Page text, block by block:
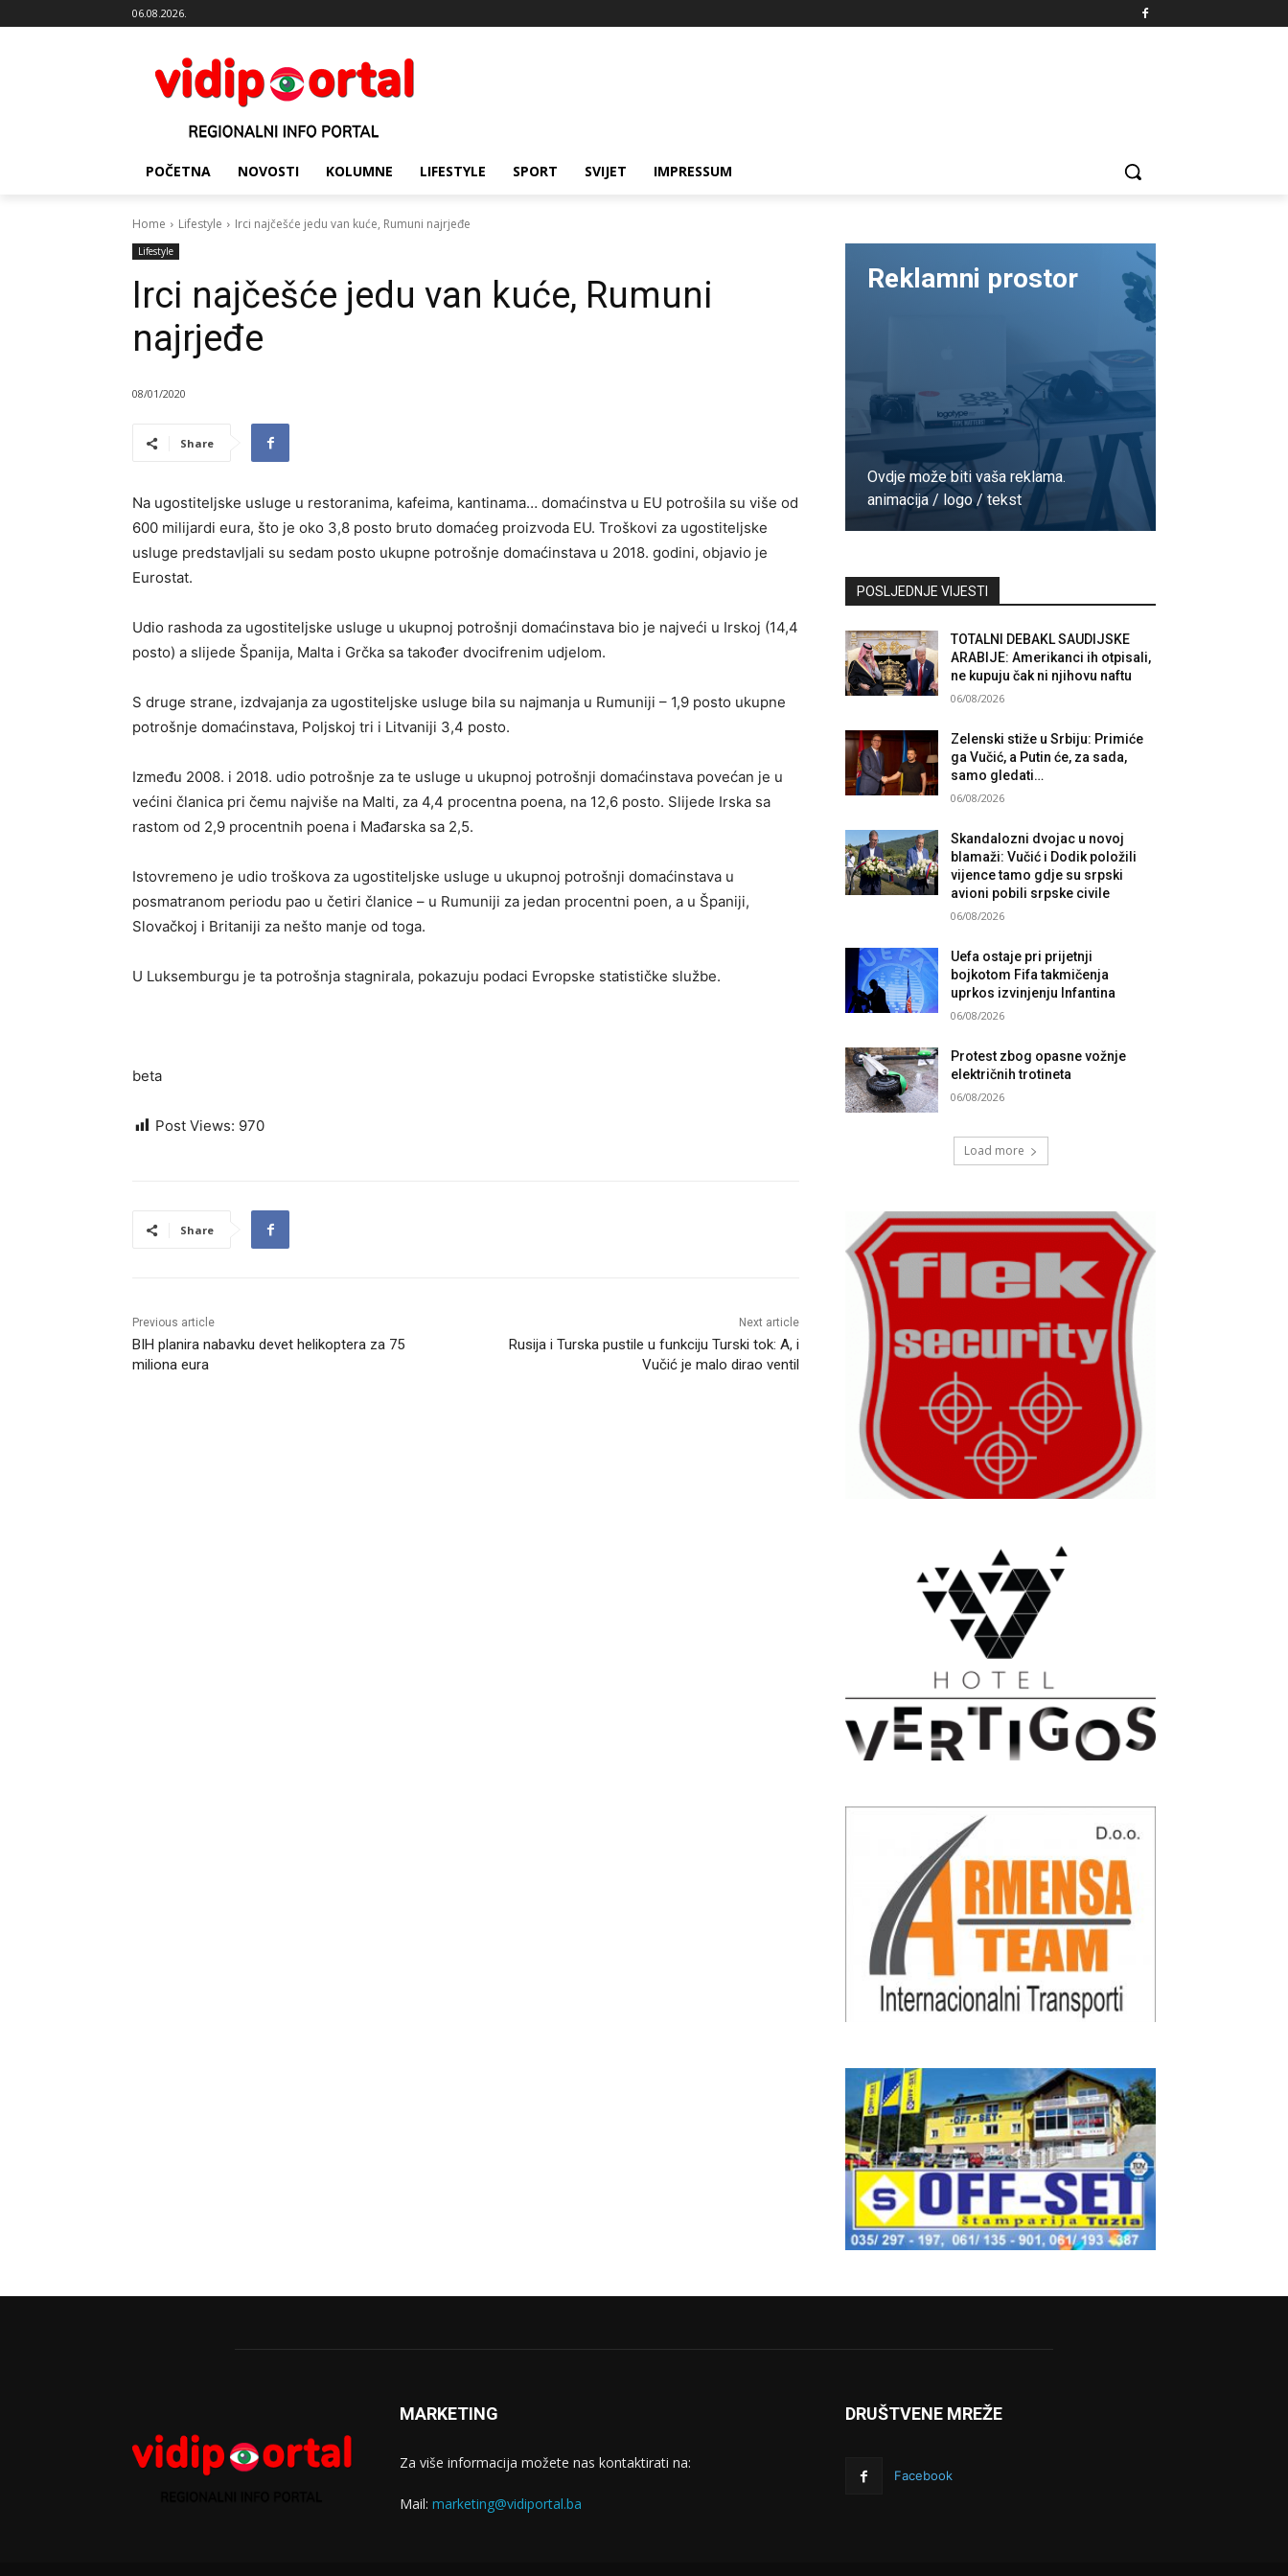
06.08.2026.
POČETNA NOVOSTI KOLUMNE LIFESTYLE SPORT SVIJET IMPRESSUM
Home Lifestyle Irci najčešće jedu van kuće, Rumuni najrjeđe
Lifestyle
Irci najčešće jedu van kuće, Rumuni
najrjeđe
08/01/2020
Share
Na ugostiteljske usluge u restoranima, kafeima, kantinama… domaćinstva u EU potrošila su više od
600 milijardi eura, što je oko 3,8 posto bruto domaćeg proizvoda EU. Troškovi za ugostiteljske
usluge predstavljali su sedam posto ukupne potrošnje domaćinstava u 2018. godini, objavio je
Eurostat.
Udio rashoda za ugostiteljske usluge u ukupnoj potrošnji domaćinstava bio je najveći u Irskoj (14,4
posto) a slijede Španija, Malta i Grčka sa također dvocifrenim udjelom.
S druge strane, izdvajanja za ugostiteljske usluge bila su najmanja u Rumuniji – 1,9 posto ukupne
potrošnje domaćinstava, Poljskoj tri i Litvaniji 3,4 posto.
Između 2008. i 2018. udio potrošnje za te usluge u ukupnoj potrošnji domaćinstava povećan je u
većini članica pri čemu najviše na Malti, za 4,4 procentna poena, na 12,6 posto. Slijede Irska sa
rastom od 2,9 procentnih poena i Mađarska sa 2,5.
Istovremeno je udio troškova za ugostiteljske usluge u ukupnoj potrošnji domaćinstava u
posmatranom periodu pao u četiri članice – u Rumuniji za jedan procentni poen, a u Španiji,
Slovačkoj i Britaniji za nešto manje od toga.
U Luksemburgu je ta potrošnja stagnirala, pokazuju podaci Evropske statističke službe.
beta
Post Views: 970
Share
Previous article
BIH planira nabavku devet helikoptera za 75
miliona eura
Next article
Rusija i Turska pustile u funkciju Turski tok: A, i
Vučić je malo dirao ventil
Reklamni prostor
Ovdje može biti vaša reklama.
animacija / logo / tekst
POSLJEDNJE VIJESTI
TOTALNI DEBAKL SAUDIJSKE
ARABIJE: Amerikanci ih otpisali,
ne kupuju čak ni njihovu naftu
06/08/2026
Zelenski stiže u Srbiju: Primiće
ga Vučić, a Putin će, za sada,
samo gledati…
06/08/2026
Skandalozni dvojac u novoj
blamaži: Vučić i Dodik položili
vijence tamo gdje su srpski
avioni pobili srpske civile
06/08/2026
Uefa ostaje pri prijetnji
bojkotom Fifa takmičenja
uprkos izvinjenju Infantina
06/08/2026
Protest zbog opasne vožnje
električnih trotineta
06/08/2026
Load more
MARKETING
Za više informacija možete nas kontaktirati na:
Mail: marketing@vidiportal.ba
DRUŠTVENE MREŽE
Facebook